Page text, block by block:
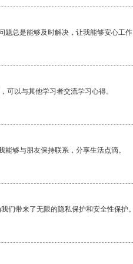
题总是能够及时解决，让我能够安心工
可以与其他学习者交流学习心得。
够与朋友保持联系，分享生活点滴。
们带来了无限的隐私保护和安全性保护